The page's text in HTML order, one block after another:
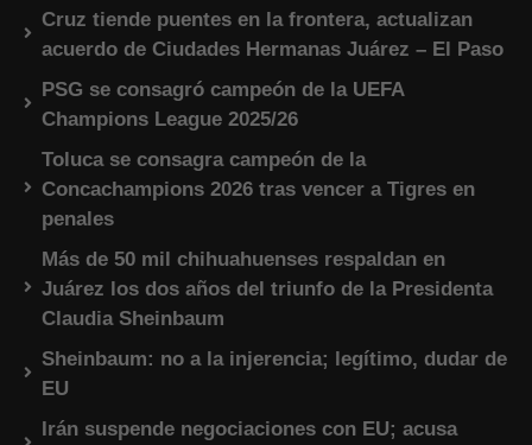
Cruz tiende puentes en la frontera, actualizan
acuerdo de Ciudades Hermanas Juárez – El Paso
PSG se consagró campeón de la UEFA
Champions League 2025/26
Toluca se consagra campeón de la
Concachampions 2026 tras vencer a Tigres en
penales
Más de 50 mil chihuahuenses respaldan en
Juárez los dos años del triunfo de la Presidenta
Claudia Sheinbaum
Sheinbaum: no a la injerencia; legítimo, dudar de
EU
Irán suspende negociaciones con EU; acusa